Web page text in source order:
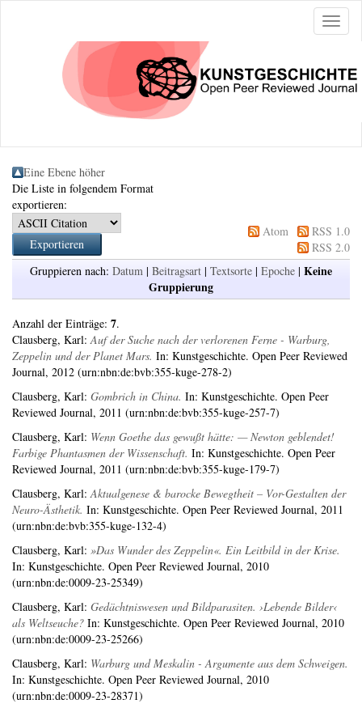
ein-/
Eine Ebene höher
Die Liste in folgendem Format
exportieren:
Atom
RSS 1.0
RSS 2.0
Gruppieren nach: Datum | Beitragsart | Textsorte | Epoche | Keine
Gruppierung
Anzahl der Einträge: 7.
Clausberg, Karl:Auf der Suche nach der verlorenen Ferne - Warburg,
Zeppelin und der Planet Mars. In: Kunstgeschichte. Open Peer Reviewed
Journal, 2012 (urn:nbn:de:bvb:355-kuge-278-2)
Clausberg, Karl: Gombrich in China. In: Kunstgeschichte. Open Peer
Reviewed Journal, 2011 (urn:nbn:de:bvb:355-kuge-257-7)
Clausberg, Karl: Wenn Goethe das gewußt hätte: — Newton geblendet!
Farbige Phantasmen der Wissenschaft. In: Kunstgeschichte. Open Peer
Reviewed Journal, 2011 (urn:nbn:de:bvb:355-kuge-179-7)
Clausberg, Karl:Aktualgenese & barocke Bewegtheit – Vor-Gestalten der
Neuro-Ästhetik. In: Kunstgeschichte. Open Peer Reviewed Journal, 2011
(urn:nbn:de:bvb:355-kuge-132-4)
Clausberg, Karl: »Das Wunder des Zeppelin«. Ein Leitbild in der Krise.
In: Kunstgeschichte. Open Peer Reviewed Journal, 2010
(urn:nbn:de:0009-23-25349)
Clausberg, Karl: Gedächtniswesen und Bildparasiten. ›Lebende Bilder‹
als Weltseuche? In: Kunstgeschichte. Open Peer Reviewed Journal, 2010
(urn:nbn:de:0009-23-25266)
Clausberg, Karl: Warburg und Meskalin - Argumente aus dem Schweigen.
In: Kunstgeschichte. Open Peer Reviewed Journal, 2010
(urn:nbn:de:0009-23-28371)